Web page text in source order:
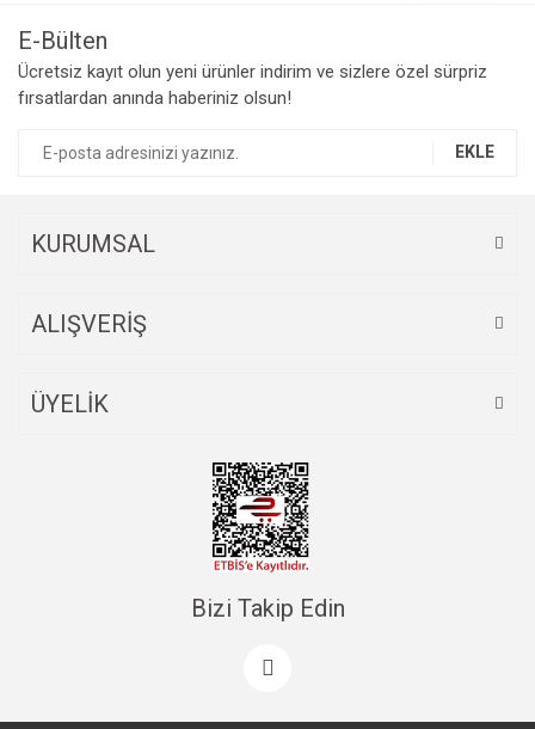
E-Bülten
Ücretsiz kayıt olun yeni ürünler indirim ve sizlere özel sürpriz
fırsatlardan anında haberiniz olsun!
EKLE
KURUMSAL
ALIŞVERİŞ
ÜYELİK
Bizi Takip Edin